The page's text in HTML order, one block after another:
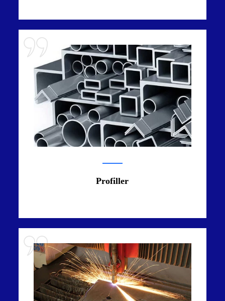
Profiller